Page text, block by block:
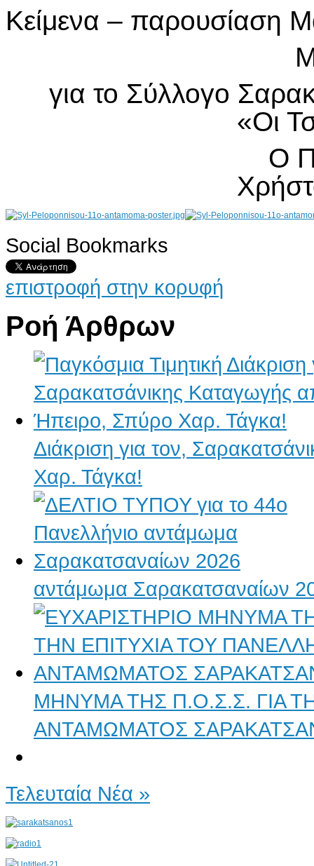
Κείμενα – παρουσίαση
για το Σύλλογο
«Οι
Ο
AdmirorGallery 4.5.0, author/s Vasiljevski& Kekeljevic
Social Bookmarks
επιστροφή στην κορυφή
Ροή Άρθρων
Διάκριση για τον,
Χαρ. Τάγκα!
αντάμωμα Σαρακατσαναίων
ΜΗΝΥΜΑ ΤΗΣ Π.Ο.Σ.Σ. ΓΙΑ
ΑΝΤΑΜΩΜΑΤΟΣ
Τελευταία Νέα »